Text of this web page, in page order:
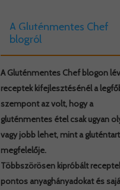
A Gluténmentes Chef
blogról
A Gluténmentes Chef blogon
receptek kifejlesztésénél a
szempont az volt, hogy a
gluténmentes étel csak ugyan
vagy jobb lehet, mint a
megfelelője.
Többszörösen kipróbált
pontos anyaghányadokat és